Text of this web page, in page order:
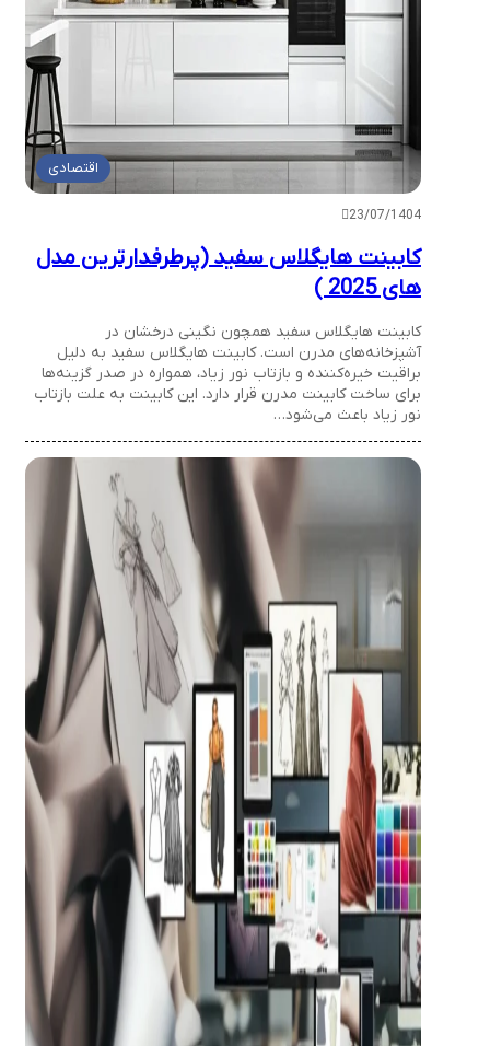
اقتصادی
23/07/1404
کابینت هایگلاس سفید (پرطرفدارترین مدل
های 2025 )
کابینت هایگلاس سفید همچون نگینی درخشان در
آشپزخانه‌های مدرن است. کابینت هایگلاس سفید به دلیل
براقیت خیره‌کننده و بازتاب نور زیاد، همواره در صدر گزینه‌ها
برای ساخت کابینت مدرن قرار دارد. این کابینت به علت بازتاب
نور زیاد باعث می‌شود…